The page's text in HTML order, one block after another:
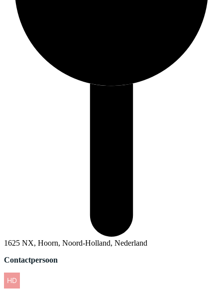
1625 NX, Hoorn, Noord-Holland, Nederland
Contactpersoon